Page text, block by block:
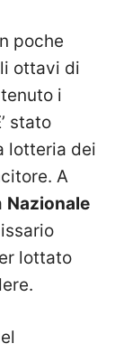
poche
ottavi di
i
stato
lotteria dei
A
Nazionale
lottato